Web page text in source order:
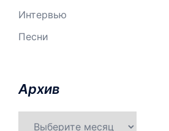
Интервью
Песни
Aрхив